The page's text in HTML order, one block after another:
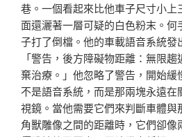
巷。一個看起來比他車子尺寸小上
面還灑著一層可疑的白色粉末。何
子打了倒檔。他的車載語音系統發
「警告，後方障礙物距離：無限
棄治療。」他忽略了警告，開始緩
不是語音系統，而是那兩塊永遠在
視鏡。當他需要它們來判斷車體與
角獸雕像之間的距離時，它們卻像